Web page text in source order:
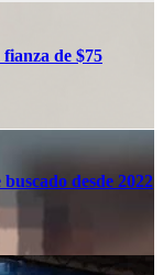
de $75
desde 2022